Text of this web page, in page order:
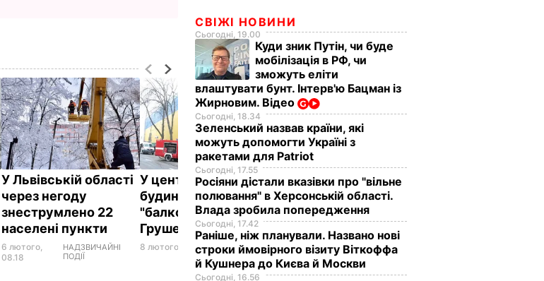
У Львівській області
через негоду
знеструмлено 22
населені пункти
6 лютого,
08.18
НАДЗВИЧАЙНІ
ПОДІЇ
У центрі Києва горів
будинок із
"балконом
Грушевського"
8 лютого, 22.32ПОДІЇ
5 лютого в Карпатах
очікують значної
лавинної небезпеки –
4 лютого,
22.01
НАДЗВИЧАЙНІ
ПОДІЇ
СВІЖІ НОВИНИ
Сьогодні, 19.00
Куди зник Путін, чи буде
мобілізація в РФ, чи
зможуть еліти
влаштувати бунт. Інтерв'ю Бацман із
Жирновим. Відео
Сьогодні, 18.34
Зеленський назвав країни, які
можуть допомогти Україні з
ракетами для Patriot
Сьогодні, 17.55
Росіяни дістали вказівки про "вільне
полювання" в Херсонській області.
Влада зробила попередження
Сьогодні, 17.42
Раніше, ніж планували. Названо нові
строки ймовірного візиту Віткоффа
й Кушнера до Києва й Москви
Сьогодні, 16.56